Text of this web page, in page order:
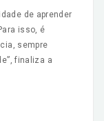
de aprender
isso, é
sempre
finaliza a